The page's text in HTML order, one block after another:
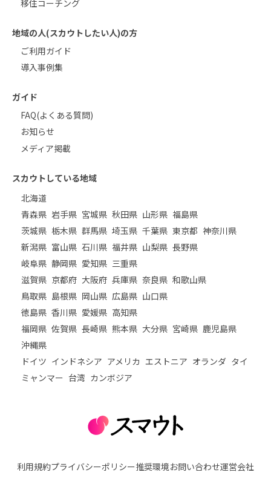
移住コーチング
地域の人(スカウトしたい人)の方
ご利用ガイド
導入事例集
ガイド
FAQ(よくある質問)
お知らせ
メディア掲載
スカウトしている地域
北海道
青森県 岩手県 宮城県 秋田県 山形県 福島県
茨城県 栃木県 群馬県 埼玉県 千葉県 東京都 神奈川県
新潟県 富山県 石川県 福井県 山梨県 長野県
岐阜県 静岡県 愛知県 三重県
滋賀県 京都府 大阪府 兵庫県 奈良県 和歌山県
鳥取県 島根県 岡山県 広島県 山口県
徳島県 香川県 愛媛県 高知県
福岡県 佐賀県 長崎県 熊本県 大分県 宮崎県 鹿児島県
沖縄県
ドイツ インドネシア アメリカ エストニア オランダ タイ
ミャンマー 台湾 カンボジア
利用規約プライバシーポリシー推奨環境お問い合わせ運営会社